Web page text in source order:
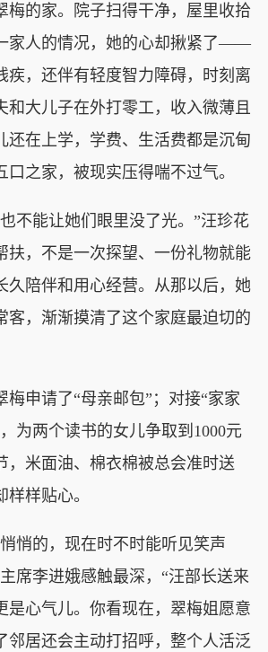
梅的家。院子扫得干净，屋里收拾
家人的情况，她的心却揪紧了——
疾，还伴有轻度智力障碍，时刻离
和大儿子在外打零工，收入微薄且
还在上学，学费、生活费都是沉甸
之家，被现实压得喘不过气。
能让她们眼里没了光。”汪珍花
扶，不是一次探望、一份礼物就能
久陪伴和用心经营。从那以后，她
客，渐渐摸清了这个家庭最迫切的
申请了“母亲邮包”；对接“家家
为两个读书的女儿争取到1000元
，米面油、棉衣棉被总会准时送
样贴心。
的，现在时不时能听见笑声
席李进娥感触最深，“汪部长送来
是心气儿。你看现在，翠梅姐愿意
邻居还会主动打招呼，整个人活泛